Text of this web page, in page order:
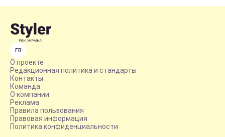
FB
О проекте
Редакционная политика и стандарты
Контакты
Команда
О компании
Реклама
Правила пользования
Правовая информация
Политика конфиденциальности